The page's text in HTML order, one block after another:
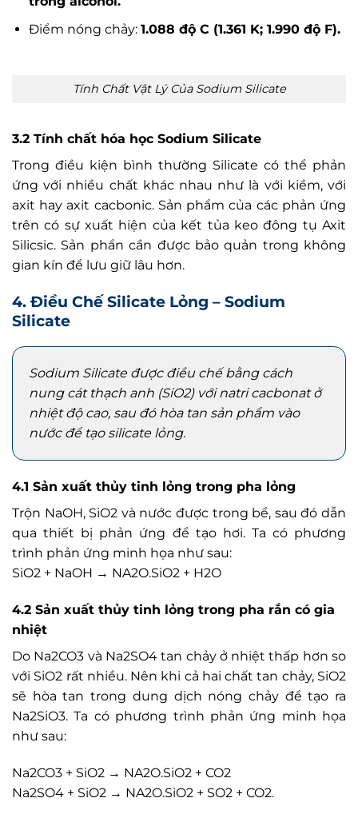
Điểm nóng chảy: 1.088 độ C (1.361 K; 1.990 độ F).
Tính Chất Vật Lý Của Sodium Silicate
3.2 Tính chất hóa học Sodium Silicate
Trong điều kiện bình thường Silicate có thể phản
ứng với nhiều chất khác nhau như là với kiềm, với
axit hay axit cacbonic. Sản phẩm của các phản ứng
trên có sự xuất hiện của kết tủa keo đông tụ Axit
Silicsic. Sản phẩn cần được bảo quản trong không
gian kín để lưu giữ lâu hơn.
4. Điều Chế Silicate Lỏng – Sodium
Silicate
Sodium Silicate được điều chế bằng cách
nung cát thạch anh (SiO2) với natri cacbonat ở
nhiệt độ cao, sau đó hòa tan sản phẩm vào
nước để tạo silicate lỏng.
4.1 Sản xuất thủy tinh lỏng trong pha lỏng
Trộn NaOH, SiO2 và nước được trong bể, sau đó dẫn
qua thiết bị phản ứng để tạo hơi. Ta có phương
trình phản ứng minh họa như sau:
SiO2 + NaOH → NA2O.SiO2 + H2O
4.2 Sản xuất thủy tinh lỏng trong pha rắn có gia
nhiệt
Do Na2CO3 và Na2SO4 tan chảy ở nhiệt thấp hơn so
với SiO2 rất nhiều. Nên khi cả hai chất tan chảy, SiO2
sẽ hòa tan trong dung dịch nóng chảy để tạo ra
Na2SiO3. Ta có phương trình phản ứng minh họa
như sau:
Na2CO3 + SiO2 → NA2O.SiO2 + CO2
Na2SO4 + SiO2 → NA2O.SiO2 + SO2 + CO2.